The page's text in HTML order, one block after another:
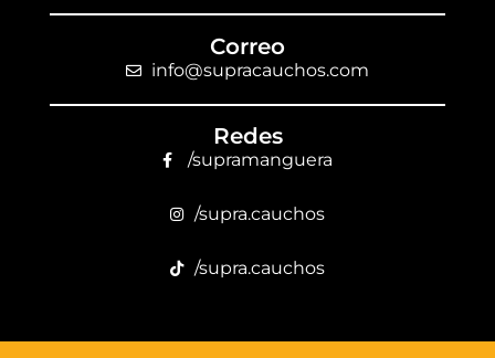
Correo
info@supracauchos.com
Redes
/supramanguera
/supra.cauchos
/supra.cauchos